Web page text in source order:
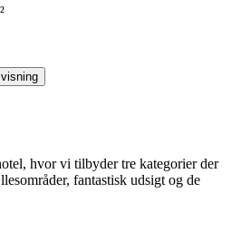
hvor vi tilbyder tre kategorier der
fantastisk udsigt og de